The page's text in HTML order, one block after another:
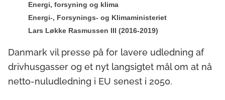
Energi, forsyning og klima
Energi-, Forsynings- og Klimaministeriet
Lars Løkke Rasmussen III (2016-2019)
Danmark vil presse på for lavere udledning af
drivhusgasser og et nyt langsigtet mål om at nå
netto-nuludledning i EU senest i 2050.